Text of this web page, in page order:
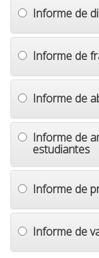
Informe de
Informe de
Informe de
Informe de
estudiantes
Informe de
Informe de